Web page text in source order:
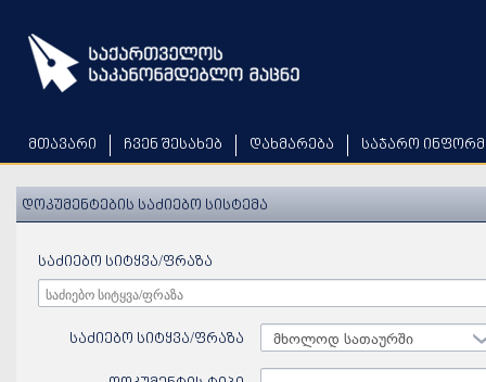
main
content
მთავარი ჩვენ შესახებ დახმარება საჯარო
დოკუმენტების საძიებო სისტემა
საძიებო სიტყვა/ფრაზა
საძიებო სიტყვა/ფრაზა მხოლოდ სათაურში